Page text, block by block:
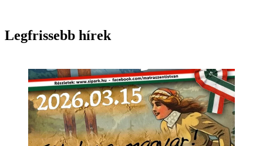
Legfrissebb hírek